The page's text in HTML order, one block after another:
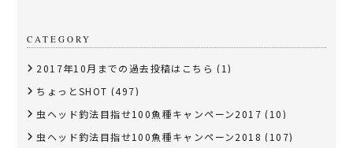
CATEGORY
2017年10月までの過去投稿はこちら (1)
ちょっとSHOT (497)
虫ヘッド釣法目指せ100魚種キャンペーン2017 (10)
虫ヘッド釣法目指せ100魚種キャンペーン2018 (107)